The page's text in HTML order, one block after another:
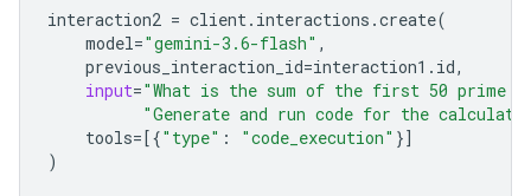
interaction2 = client. interactions .create(
model="gemini-3.6-flash" ,
previous_interaction_id=interaction1 . id,
input="What is the sum of the first 50 prime
"Generate and run code for the
tools=[{"type" : "code_execution" }]
)